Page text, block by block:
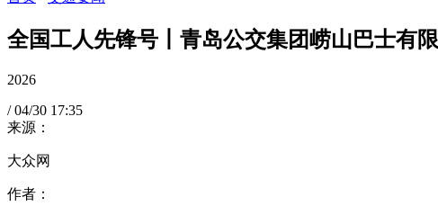
全国工人先锋号丨青岛公交集团崂山巴士有
2026
/ 04/30 17:35
来源：
大众网
作者：